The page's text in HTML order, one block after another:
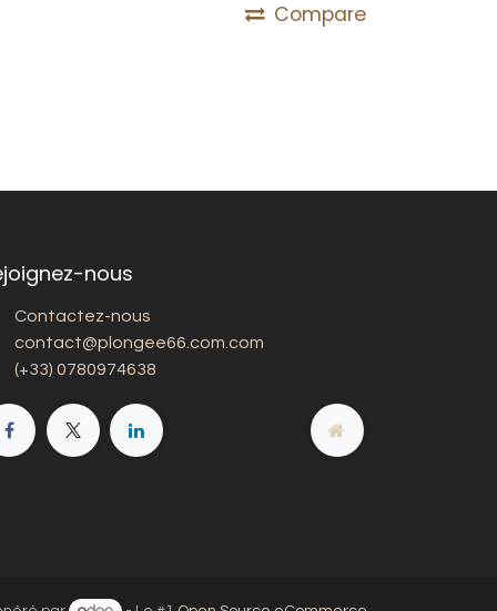
Compare
nous
Contactez-nous
contact@plongee66.com.com
(+33) 0780974638